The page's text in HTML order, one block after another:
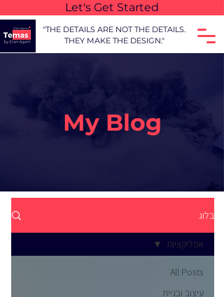
Let's Get Started
"THE DETAILS ARE NOT THE DETAILS.
THEY MAKE THE DESIGN."
My Blog
בלוג
All Posts
עיצוב ובניית
אפליקציות